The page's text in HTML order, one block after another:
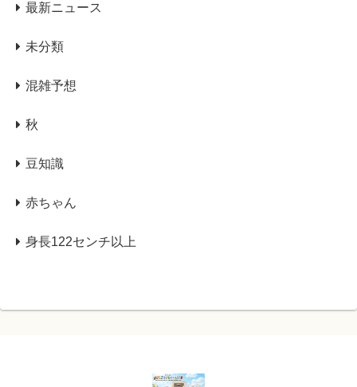
最新ニュース
未分類
混雑予想
秋
豆知識
赤ちゃん
身長122センチ以上